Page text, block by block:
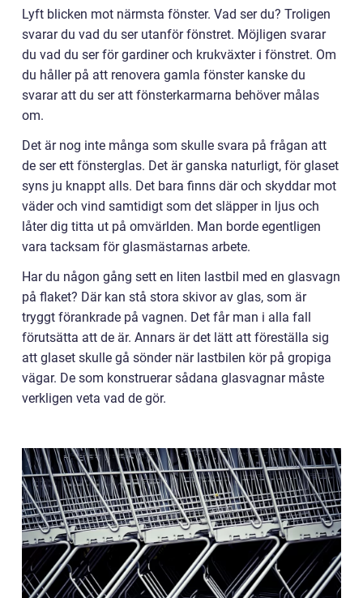
Lyft blicken mot närmsta fönster. Vad ser du? Troligen
svarar du vad du ser utanför fönstret. Möjligen svarar
du vad du ser för gardiner och krukväxter i fönstret. Om
du håller på att renovera gamla fönster kanske du
svarar att du ser att fönsterkarmarna behöver målas
om.
Det är nog inte många som skulle svara på frågan att
de ser ett fönsterglas. Det är ganska naturligt, för glaset
syns ju knappt alls. Det bara finns där och skyddar mot
väder och vind samtidigt som det släpper in ljus och
låter dig titta ut på omvärlden. Man borde egentligen
vara tacksam för glasmästarnas arbete.
Har du någon gång sett en liten lastbil med en glasvagn
på flaket? Där kan stå stora skivor av glas, som är
tryggt förankrade på vagnen. Det får man i alla fall
förutsätta att de är. Annars är det lätt att föreställa sig
att glaset skulle gå sönder när lastbilen kör på gropiga
vägar. De som konstruerar sådana glasvagnar måste
verkligen veta vad de gör.